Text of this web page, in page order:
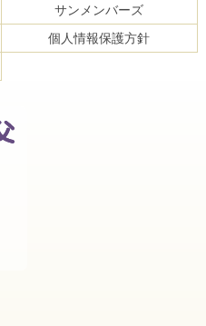
サンメンバーズ
個人情報保護方針